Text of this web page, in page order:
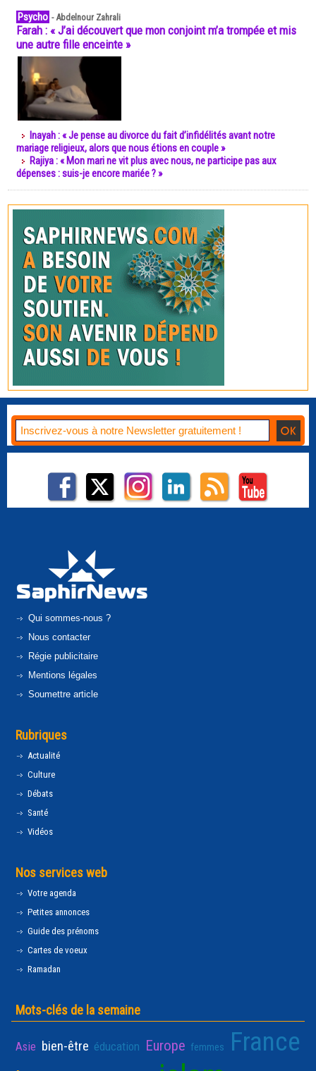
Psycho -Abdelnour Zahrali
Farah : « J’ai découvert que mon conjoint m’a trompée et mis
une autre fille enceinte »
Inayah : « Je pense au divorce du fait d’infidélités avant notre
mariage religieux, alors que nous étions en couple »
Rajiya : « Mon mari ne vit plus avec nous, ne participe pas aux
dépenses : suis-je encore mariée ? »
Qui sommes-nous ?
Nous contacter
Régie publicitaire
Mentions légales
Soumettre article
Rubriques
Actualité
Culture
Débats
Santé
Vidéos
Nos services web
Votre agenda
Petites annonces
Guide des prénoms
Cartes de voeux
Ramadan
Mots-clés de la semaine
Asie bien-être éducation Europe femmes France